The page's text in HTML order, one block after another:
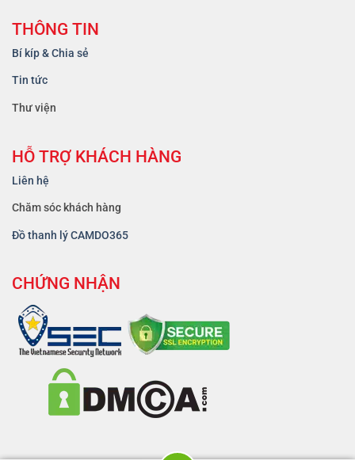
THÔNG TIN
Bí kíp & Chia sẻ
Tin tức
Thư viện
HỖ TRỢ KHÁCH HÀNG
Liên hệ
Chăm sóc khách hàng
Đồ thanh lý CAMDO365
CHỨNG NHẬN